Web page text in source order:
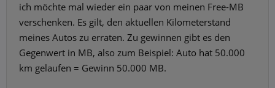
ich möchte mal wieder ein paar von meinen Free-MB
verschenken. Es gilt, den aktuellen Kilometerstand
meines Autos zu erraten. Zu gewinnen gibt es den
Gegenwert in MB, also zum Beispiel: Auto hat 50.000
km gelaufen = Gewinn 50.000 MB.